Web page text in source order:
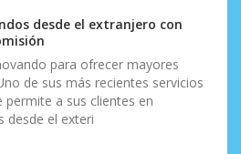
desde el extranjero con
para ofrecer mayores
de sus más recientes servicios
permite a sus clientes en
desde el exteri